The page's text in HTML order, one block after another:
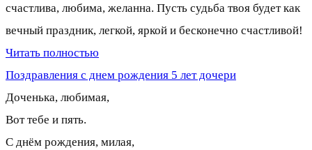
счастлива, любима, желанна. Пусть судьба твоя будет как
вечный праздник, легкой, яркой и бесконечно счастливой!
Читать полностью
Поздравления с днем рождения 5 лет дочери
Доченька, любимая,
Вот тебе и пять.
С днём рождения, милая,